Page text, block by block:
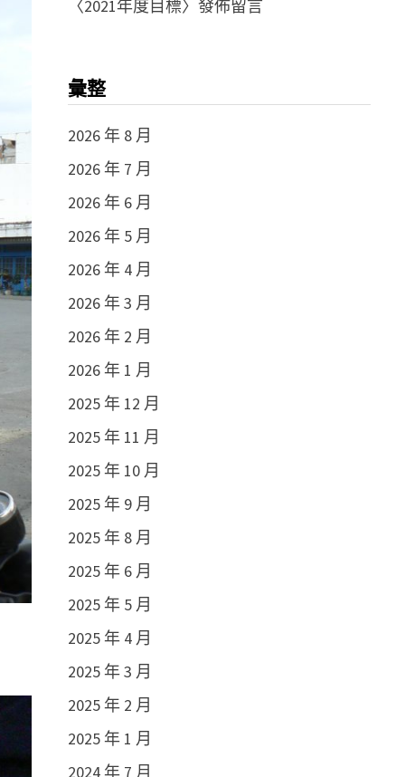
〈2021年度目標〉發佈留言
彙整
2026 年 8 月
2026 年 7 月
2026 年 6 月
2026 年 5 月
2026 年 4 月
2026 年 3 月
2026 年 2 月
2026 年 1 月
2025 年 12 月
2025 年 11 月
2025 年 10 月
2025 年 9 月
2025 年 8 月
2025 年 6 月
2025 年 5 月
2025 年 4 月
2025 年 3 月
2025 年 2 月
2025 年 1 月
2024 年 7 月